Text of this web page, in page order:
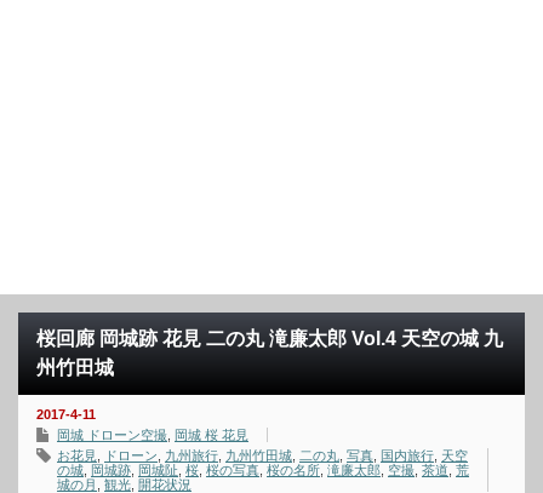
桜回廊 岡城跡 花見 二の丸 滝廉太郎 Vol.4 天空の城 九
州竹田城
2017-4-11
岡城 ドローン空撮
岡城 桜 花見
お花見
ドローン 九州旅行 九州竹田城 二の丸 写真 国内旅行 天空
の城
岡城跡 岡城阯 桜 桜の写真 桜の名所 滝廉太郎 空撮 茶道 荒
城の月
観光 開花状況